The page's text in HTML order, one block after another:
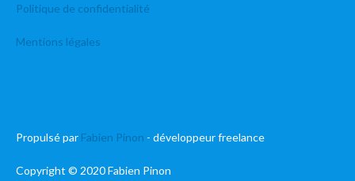
Politique de confidentialité
Mentions légales
Propulsé par Fabien Pinon - développeur freelance
Copyright © 2020 Fabien Pinon